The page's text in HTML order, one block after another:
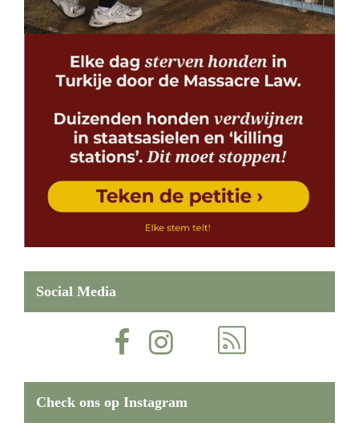
Social Media
Check ons op Instagram